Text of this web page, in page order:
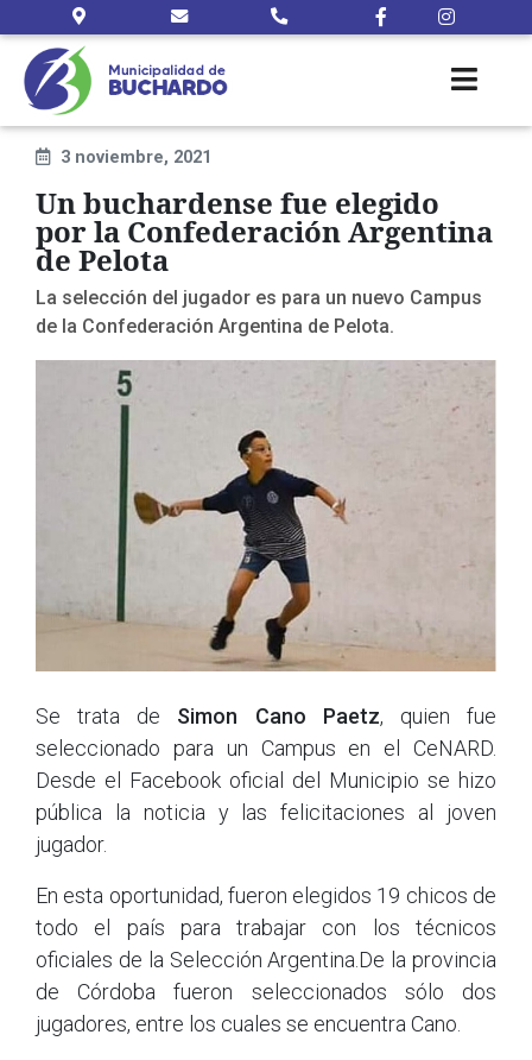
3 noviembre, 2021
Un buchardense fue elegido
por la Confederación Argentina
de Pelota
La selección del jugador es para un nuevo Campus
de la Confederación Argentina de Pelota.
Se trata de Simon Cano Paetz, quien fue
seleccionado para un Campus en el CeNARD.
Desde el Facebook oficial del Municipio se hizo
pública la noticia y las felicitaciones al joven
jugador.
En esta oportunidad, fueron elegidos 19 chicos de
todo el país para trabajar con los técnicos
oficiales de la Selección Argentina.De la provincia
de Córdoba fueron seleccionados sólo dos
jugadores, entre los cuales se encuentra Cano.